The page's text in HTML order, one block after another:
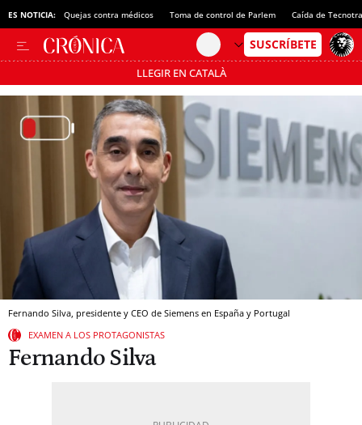
ES NOTICIA: Quejas contra médicos Toma de control de Parlem Caída de
LLEGIR EN CATALÀ
Pásate al MODO AHORRO
Fernando Silva, presidente y CEO de Siemens en España y Portugal
EXAMEN A LOS PROTAGONISTAS
Fernando Silva